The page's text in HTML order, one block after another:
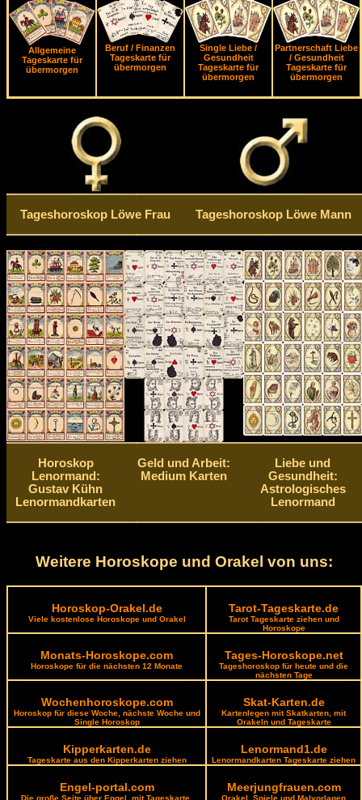
Allgemeine
Tageskarte für
übermorgen
Beruf / Finanzen
Tageskarte für
übermorgen
Single Liebe /
Gesundheit
Tageskarte für
übermorgen
Partnerschaft Liebe
/ Gesundheit
Tageskarte für
übermorgen
Tageshoroskop Löwe Frau Tageshoroskop Löwe Mann
Horoskop
Lenormand:
Gustav Kühn
Lenormandkarten
Geld und Arbeit:
Medium Karten
Liebe und
Gesundheit:
Astrologisches
Lenormand
Weitere Horoskope und Orakel von uns:
Horoskop-Orakel.de
Viele kostenlose Horoskope und Orakel
Tarot-Tageskarte.de
Tarot Tageskarte ziehen und
Horoskope
Monats-Horoskope.com
Horoskope für die nächsten 12 Monate
Tages-Horoskope.net
Tageshoroskop für heute und die
nächsten Tage
Wochenhoroskope.com
Horoskop für diese Woche, nächste Woche und
Single Horoskop
Skat-Karten.de
Kartenlegen mit Skatkarten, mit
Orakeln und Tageskarte
Kipperkarten.de
Tageskarte aus den Kipperkarten ziehen
Lenormand1.de
Lenormandkarten Tageskarte ziehen
Engel-portal.com Meerjungfrauen.com